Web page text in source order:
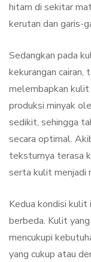
hitam di sekitar
kerutan dan garis-
Sedangkan pada
kekurangan cairan,
melembapkan kulit
produksi minyak
sedikit, sehingga
secara optimal.
teksturnya terasa
serta kulit menjadi
Kedua kondisi kulit
berbeda. Kulit
mencukupi
yang cukup atau